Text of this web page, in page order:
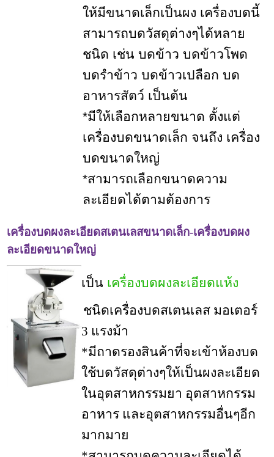
ให้มีขนาดเล็กเป็นผง เครื่องบดนี้
สามารถบดวัสดุต่างๆได้หลาย
ชนิด เช่น บดข้าว บดข้าวโพด
บดรำข้าว บดข้าวเปลือก บด
อาหารสัตว์ เป็นต้น
*มีให้เลือกหลายขนาด ตั้งแต่
เครื่องบดขนาดเล็ก จนถึง เครื่อง
บดขนาดใหญ่
*สามารถเลือกขนาดความ
ละเอียดได้ตามต้องการ
เครื่องบดผงละเอียดสเตนเลสขนาดเล็ก-เครื่องบดผง
ละเอียดขนาดใหญ่
เป็น เครื่องบดผงละเอียดแห้ง
ชนิดเครื่องบดสเตนเลส มอเตอร์
3 แรงม้า
*มีถาดรองสินค้าที่จะเข้าห้องบด
ใช้บดวัสดุต่างๆให้เป็นผงละเอียด
ในอุตสาหกรรมยา อุตสาหกรรม
อาหาร และอุตสาหกรรมอื่นๆอีก
มากมาย